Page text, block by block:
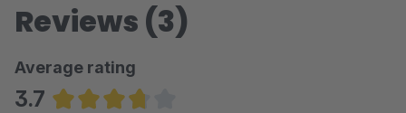
Reviews (3)
Average rating
3.7